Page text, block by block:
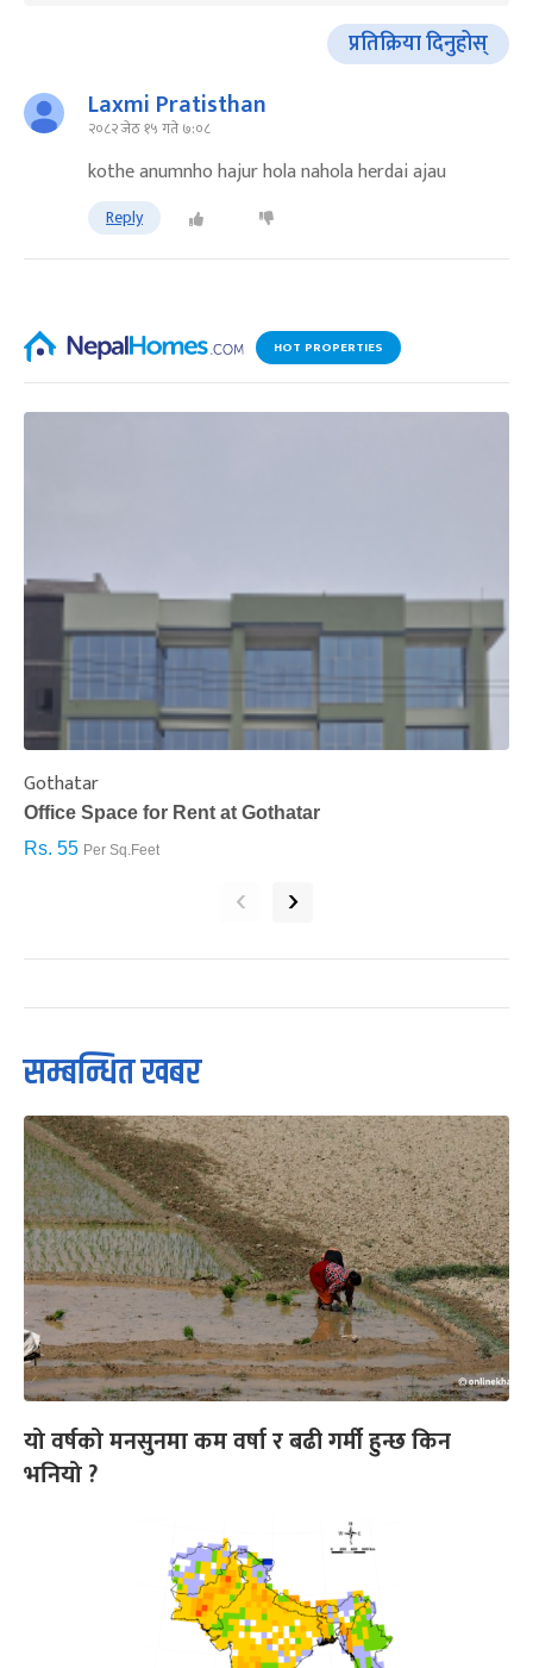
प्रतिक्रिया दिनुहोस्
Laxmi Pratisthan
२०८२ जेठ १५ गते ७:०८
kothe anumnho hajur hola nahola herdai ajau
Reply
HOT PROPERTIES
Gothatar
Office Space for Rent at Gothatar
Rs. 55 Per Sq.Feet
‹ ›
सम्बन्धित खबर
यो वर्षको मनसुनमा कम वर्षा र बढी गर्मी हुन्छ किन
भनियो ?